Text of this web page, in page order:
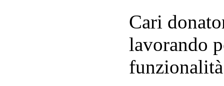
Cari
lavorando